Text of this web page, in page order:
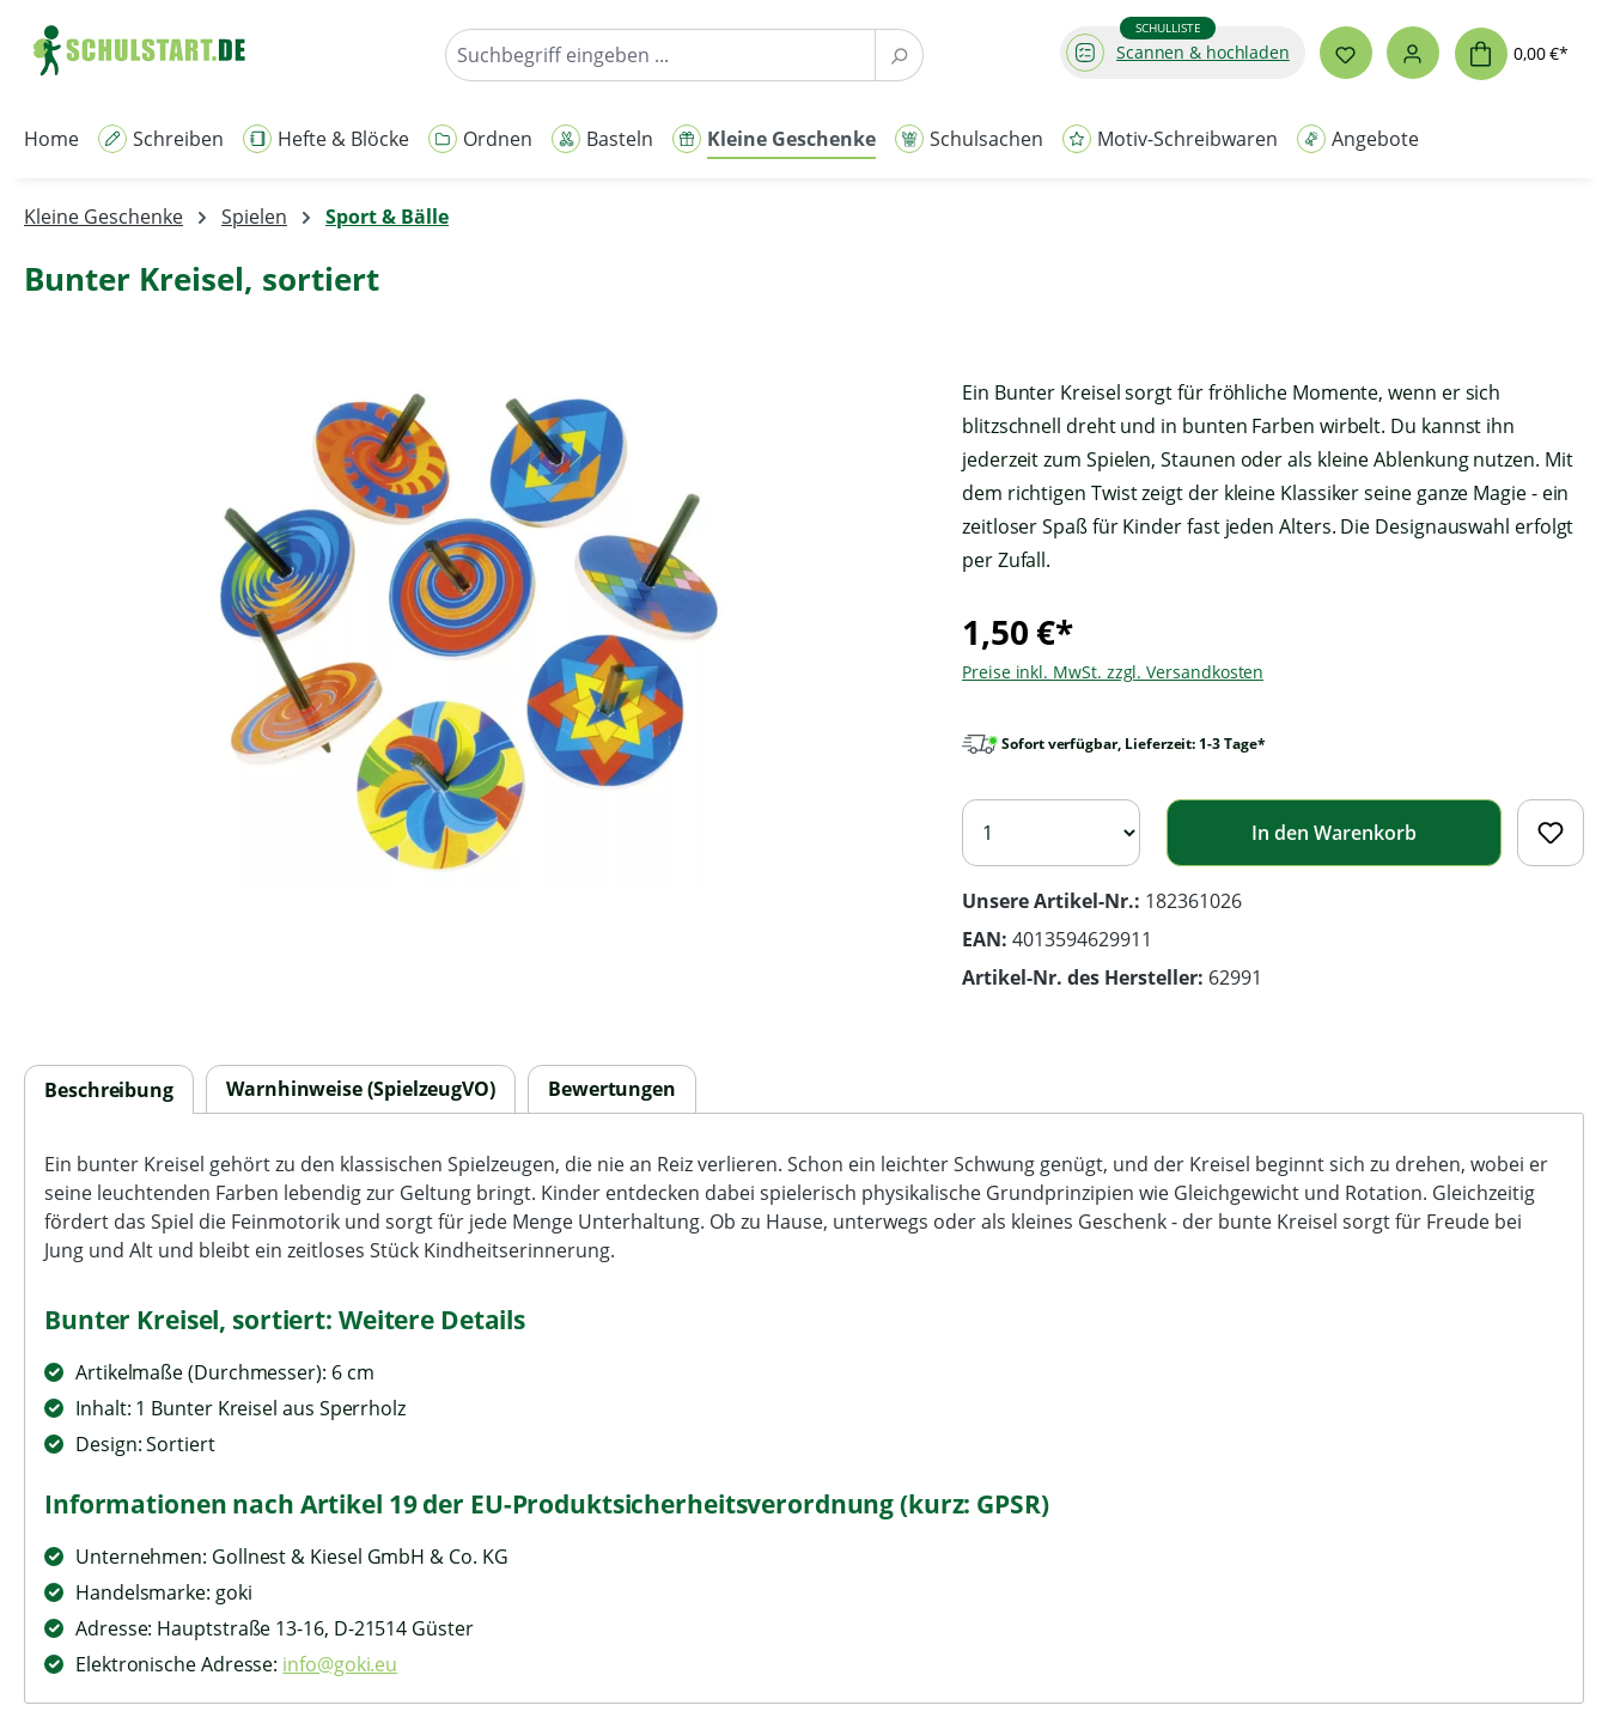
Hauptinhalt springen
Zur Suche springen
Zur Hauptnavigation springen SCHULLISTE
Scannen & hochladen 0,00 €*
Home Schreiben Hefte & Blöcke Ordnen Basteln Kleine Geschenke Schulsachen Motiv-Schreibwaren Angebote
Kleine Geschenke Spielen Sport & Bälle
Bunter Kreisel, sortiert
Ein Bunter Kreisel sorgt für fröhliche Momente, wenn er sich
blitzschnell dreht und in bunten Farben wirbelt. Du kannst ihn
jederzeit zum Spielen, Staunen oder als kleine Ablenkung nutzen. Mit
dem richtigen Twist zeigt der kleine Klassiker seine ganze Magie - ein
zeitloser Spaß für Kinder fast jeden Alters. Die Designauswahl erfolgt
per Zufall.
1,50 €*
Preise inkl. MwSt. zzgl. Versandkosten
Sofort verfügbar, Lieferzeit: 1-3 Tage*
In den Warenkorb
Unsere Artikel-Nr.: 182361026
EAN: 4013594629911
Artikel-Nr. des Hersteller: 62991
Beschreibung Warnhinweise (SpielzeugVO) Bewertungen
Ein bunter Kreisel gehört zu den klassischen Spielzeugen, die nie an Reiz verlieren. Schon ein leichter Schwung genügt, und der Kreisel beginnt sich zu drehen, wobei er
seine leuchtenden Farben lebendig zur Geltung bringt. Kinder entdecken dabei spielerisch physikalische Grundprinzipien wie Gleichgewicht und Rotation. Gleichzeitig
fördert das Spiel die Feinmotorik und sorgt für jede Menge Unterhaltung. Ob zu Hause, unterwegs oder als kleines Geschenk - der bunte Kreisel sorgt für Freude bei
Jung und Alt und bleibt ein zeitloses Stück Kindheitserinnerung.
Bunter Kreisel, sortiert: Weitere Details
Artikelmaße (Durchmesser): 6 cm
Inhalt: 1 Bunter Kreisel aus Sperrholz
Design: Sortiert
Informationen nach Artikel 19 der EU-Produktsicherheitsverordnung (kurz: GPSR)
Unternehmen: Gollnest & Kiesel GmbH & Co. KG
Handelsmarke: goki
Adresse: Hauptstraße 13-16, D-21514 Güster
Elektronische Adresse: info@goki.eu